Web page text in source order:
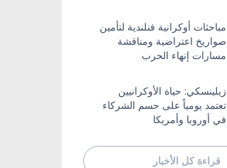
مباحثات أوكرانية فنلندية لتأمين
صواريخ اعتراضية ومناقشة
مسارات إنهاء الحرب
زيلينسكي: حياة الأوكرانيين
تعتمد يومياً على حسم الشركاء
في أوروبا وأمريكا
قراءة كل الأخبار